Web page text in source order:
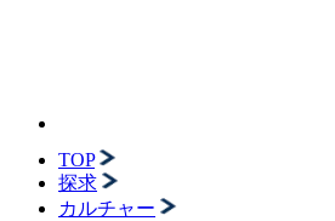
TOP
探求
カルチャー